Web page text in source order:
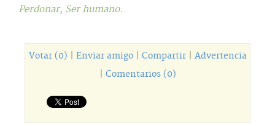
Perdonar, Ser humano.
Votar (0) Enviar amigo| Compartir| Advertencia
Comentarios (0)